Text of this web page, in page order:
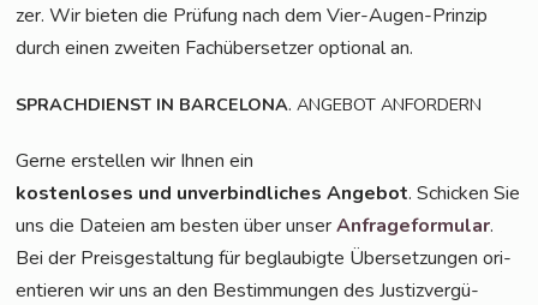
zer. Wir bie­ten die Prü­fung nach dem Vier-Augen-Prin­zip
durch einen zwei­ten Fach­über­set­zer optio­nal an.
SPRACHDIENST IN BARCELONA.ANGEBOT ANFORDERN
Ger­ne erstel­len wir Ihnen ein
kos­ten­lo­ses und unver­bind­li­ches Ange­bot. Schi­cken Sie
uns die Datei­en am bes­ten über unserAnfra­ge­for­mu­lar.
Bei der Preis­ge­stal­tung für beglau­big­te Über­set­zun­gen ori­
en­tie­ren wir uns an den Bestim­mun­gen des Jus­tiz­ver­gü­